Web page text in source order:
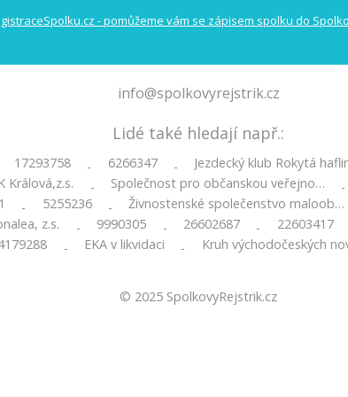
info@spolkovyrejstrik.cz
Lidé také hledají např.:
17293758 - 6266347 - Jezdecký klub Rokytá
Králová,z.s.
- Společnost pro občanskou veřejno… -
- 5255236 - Živnostenské společenstvo maloob…
z.s.
- 9990305 - 26602687 - 22603417
- EKA v likvidaci - Kruh východočeských
© 2025 SpolkovyRejstrik.cz